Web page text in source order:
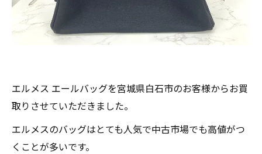
エルメス エールバッグを宮城県白石市のお客様からお買
取りさせていただきました。
エルメスのバッグはとても人気で中古市場でも高値がつ
くことが多いです。